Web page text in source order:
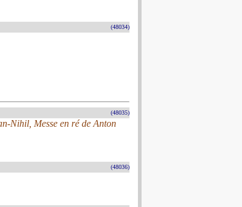
(48034)
(48035)
Nihil, Messe en ré de Anton
(48036)